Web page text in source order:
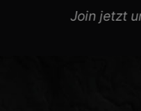
Join jetzt